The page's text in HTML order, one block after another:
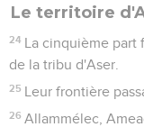
Le territoire
24 La cinquième part
de la tribu d'Aser.
25 Leur frontière
26 Allammélec,